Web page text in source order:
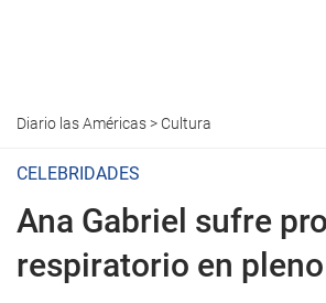
Diario las Américas> Cultura
CELEBRIDADES
Ana Gabriel sufre
respiratorio en